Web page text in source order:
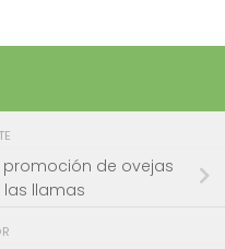
promoción de ovejas
llamas